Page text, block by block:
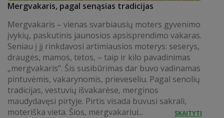
Mergvakaris, pagal senąsias tradicijas
Mergvakaris – vienas svarbiausių moters gyvenimo
įvykių, paskutinis jaunosios apsisprendimo vakaras.
Seniau į jį rinkdavosi artimiausios moterys: seserys,
draugės, mamos, tetos, – taip ir kilo pavadinimas
„mergvakaris“. Šis susibūrimas dar buvo vadinamas
pintuvėmis, vakarynomis, prieveseliu. Pagal senolių
tradicijas, vestuvių išvakarėse, merginos
maudydavęsi pirtyje. Pirtis visada buvusi sakrali,
moteriška vieta. Šios, mergvakariui...
SKAITYTI